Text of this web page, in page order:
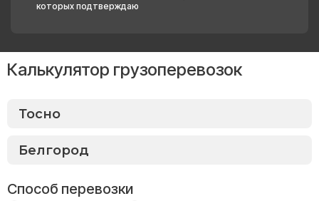
которых подтверждаю
Калькулятор грузоперевозок
Способ перевозки